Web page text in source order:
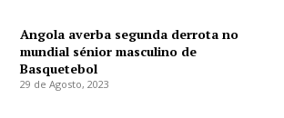
Angola averba segunda derrota no
mundial sénior masculino de
Basquetebol
29 de Agosto, 2023